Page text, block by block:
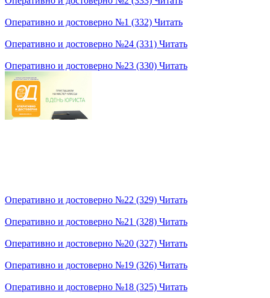
Оперативно и достоверно №1 (332) Читать
Оперативно и достоверно №24 (331) Читать
Оперативно и достоверно №23 (330) Читать
Оперативно и достоверно №22 (329) Читать
Оперативно и достоверно №21 (328) Читать
Оперативно и достоверно №20 (327) Читать
Оперативно и достоверно №19 (326) Читать
Оперативно и достоверно №18 (325) Читать